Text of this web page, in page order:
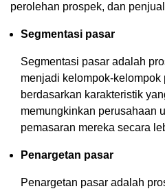
perolehan prospek, dan
Segmentasi pasar
Segmentasi pasar adalah
menjadi kelompok-
berdasarkan karakteristik
memungkinkan perusahaan
pemasaran mereka secara
Penargetan pasar
Penargetan pasar adalah